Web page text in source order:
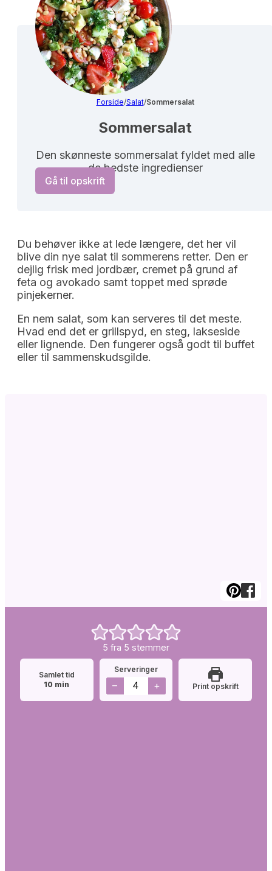
Forside/Salat/Sommersalat
Sommersalat
Den skønneste sommersalat fyldet med alle
de bedste ingredienser
Gå til opskrift
Du behøver ikke at lede længere, det her vil
blive din nye salat til sommerens retter. Den er
dejlig frisk med jordbær, cremet på grund af
feta og avokado samt toppet med sprøde
pinjekerner.
En nem salat, som kan serveres til det meste.
Hvad end det er grillspyd, en steg, lakseside
eller lignende. Den fungerer også godt til buffet
eller til sammenskudsgilde.
5 fra 5 stemmer
Samlet tid
10 minutter
min
Serveringer
– + Print opskrift